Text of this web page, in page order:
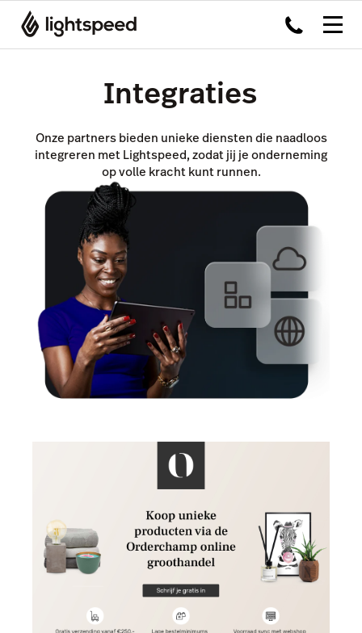
Integraties
Onze partners bieden unieke diensten die naadloos
integreren met Lightspeed, zodat jij je onderneming
op volle kracht kunt runnen.